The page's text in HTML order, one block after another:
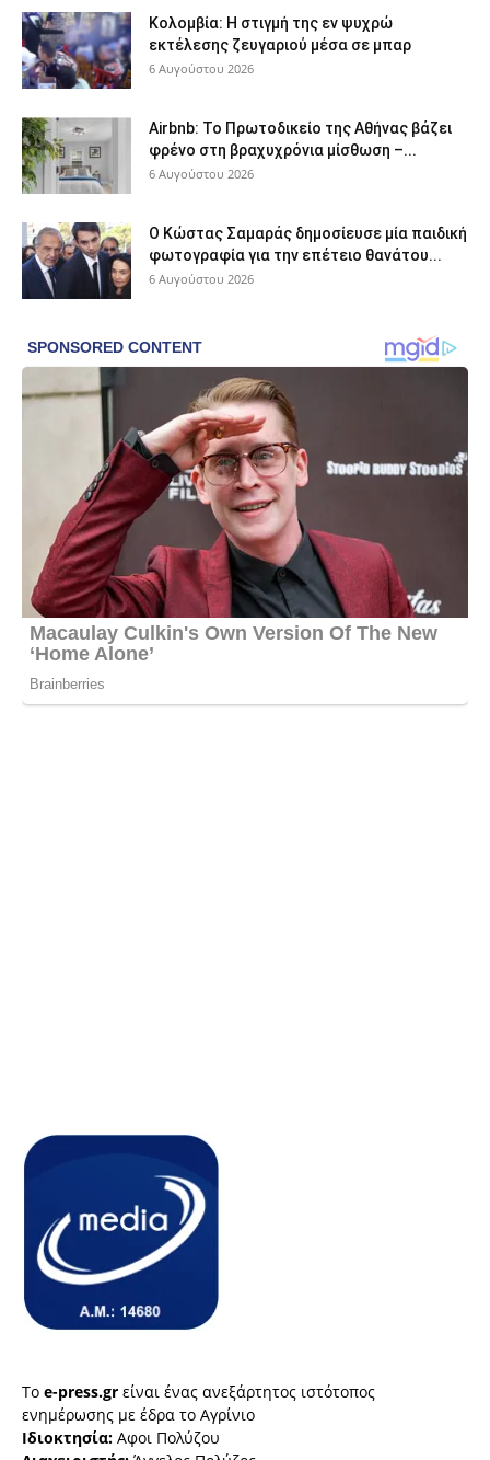
Κολομβία: Η στιγμή της εν ψυχρώ
εκτέλεσης ζευγαριού μέσα σε μπαρ
6 Αυγούστου 2026
Airbnb: Το Πρωτοδικείο της Αθήνας βάζει
φρένο στη βραχυχρόνια μίσθωση –...
6 Αυγούστου 2026
Ο Κώστας Σαμαράς δημοσίευσε μία παιδική
φωτογραφία για την επέτειο θανάτου...
6 Αυγούστου 2026
Το e-press.gr είναι ένας ανεξάρτητος ιστότοπος
ενημέρωσης με έδρα το Αγρίνιο
Ιδιοκτησία: Αφοι Πολύζου